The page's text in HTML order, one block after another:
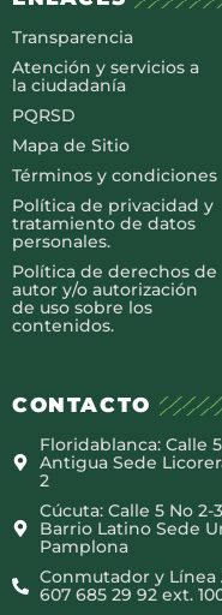
Transparencia
Atención y servicios a
la ciudadanía
PQRSD
Mapa de Sitio
Términos y condiciones
Política de privacidad y
tratamiento de datos
personales.
Política de derechos de
autor y/o autorización
de uso sobre los
contenidos.
CONTACTO
Floridablanca: Calle
Antigua Sede
2
Cúcuta: Calle 5 No 2-
Barrio Latino Sede
Pamplona
Conmutador y Línea
607 685 29 92 ext.